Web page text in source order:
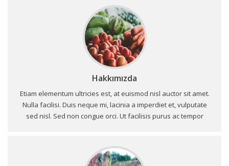
Hakkımızda
Etiam elementum ultricies est, at euismod nisl auctor sit amet.
Nulla facilisi. Duis neque mi, lacinia a imperdiet et, vulputate
sed nisl. Sed non congue orci. Ut facilisis purus ac tempor